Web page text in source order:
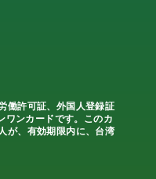
働許可証、外国人登録証
ワンカードです。このカ
が、有効期限内に、台湾